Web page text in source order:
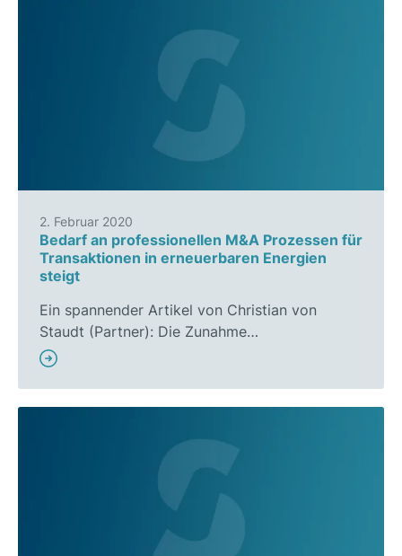
2. Februar 2020
Bedarf an professionellen M&A Prozessen für
Transaktionen in erneuerbaren Energien
steigt
Ein spannender Artikel von Christian von
Staudt (Partner): Die Zunahme…